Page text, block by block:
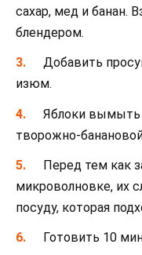
сахар, мед и банан.
блендером.
Добавить
изюм.
Яблоки вымыть
творожно-
Перед тем как
микроволновке, их
посуду, которая
Готовить 10